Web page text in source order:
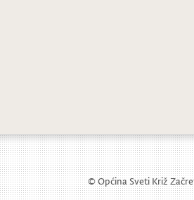
© Općina Sveti Križ